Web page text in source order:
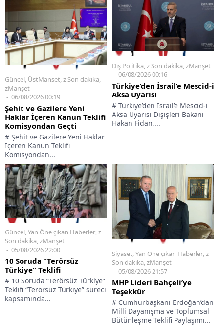
Güncel, ÜstManset,z Son dakika,
zManşet
06/08/2026 00:19
Şehit ve Gazilere Yeni
Haklar İçeren Kanun Teklifi
Komisyondan Geçti
# Şehit ve Gazilere Yeni Haklar
İçeren Kanun Teklifi
Komisyondan...
Dış Politika,z Son dakika,zManşet
06/08/2026 00:16
Türkiye’den İsrail’e Mescid-i
Aksa Uyarısı
# Türkiye’den İsrail’e Mescid-i
Aksa Uyarısı Dışişleri Bakanı
Hakan Fidan,...
Güncel,Yan Öne çıkan Haberler,z
Son dakika,zManşet
05/08/2026 22:00
10 Soruda “Terörsüz
Türkiye” Teklifi
# 10 Soruda “Terörsüz Türkiye”
Teklifi “Terörsüz Türkiye” süreci
kapsamında...
Siyaset,Yan Öne çıkan Haberler,z
Son dakika,zManşet
05/08/2026 21:57
MHP Lideri Bahçeli’ye
Teşekkür
# Cumhurbaşkanı Erdoğan’dan
Milli Dayanışma ve Toplumsal
Bütünleşme Teklifi Paylaşımı...